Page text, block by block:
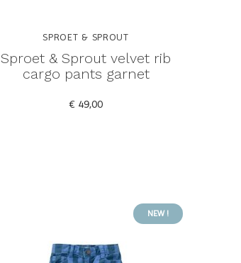
SPROET & SPROUT
Sproet & Sprout velvet rib
cargo pants garnet
€ 49,00
NEW !